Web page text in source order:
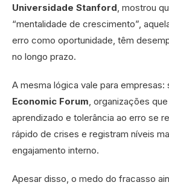
Universidade Stanford , mostrou
“mentalidade de crescimento”,
erro como oportunidade, têm
no longo prazo.
A mesma lógica vale para empresas:
Economic Forum , organizações
aprendizado e tolerância ao erro se
rápido de crises e registram níveis
engajamento interno.
Apesar disso, o medo do fracasso